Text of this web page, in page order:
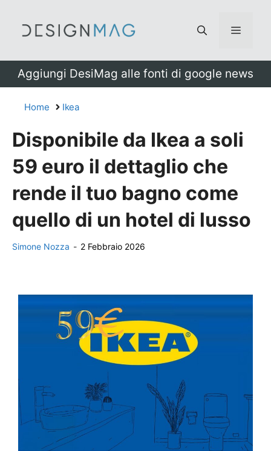
Menu
Aggiungi DesiMag alle fonti di google news
Home Ikea
Disponibile da Ikea a soli
59 euro il dettaglio che
rende il tuo bagno come
quello di un hotel di lusso
Simone Nozza - 2 Febbraio 2026